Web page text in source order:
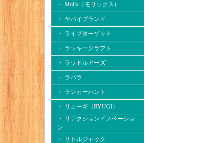
・ Molix（モリックス）
・ ヤバイブランド
・ ライブターゲット
・ ラッキークラフト
・ ラッドルアーズ
・ ラパラ
・ ランカーハント
・ リューギ（RYUGI）
・ リアクションイノベーショ
ン
・ リトルジャック